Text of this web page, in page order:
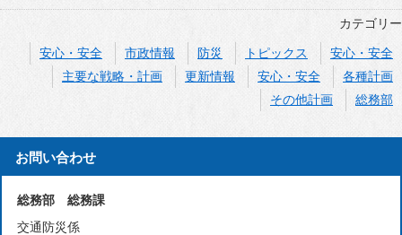
カテゴリー
安心・安全 市政情報 防災 トピックス
安心・安全
主要な戦略・計画
更新情報 安心・安全
各種計画
その他計画
総務部
お問い合わせ
総務部 総務課
交通防災係